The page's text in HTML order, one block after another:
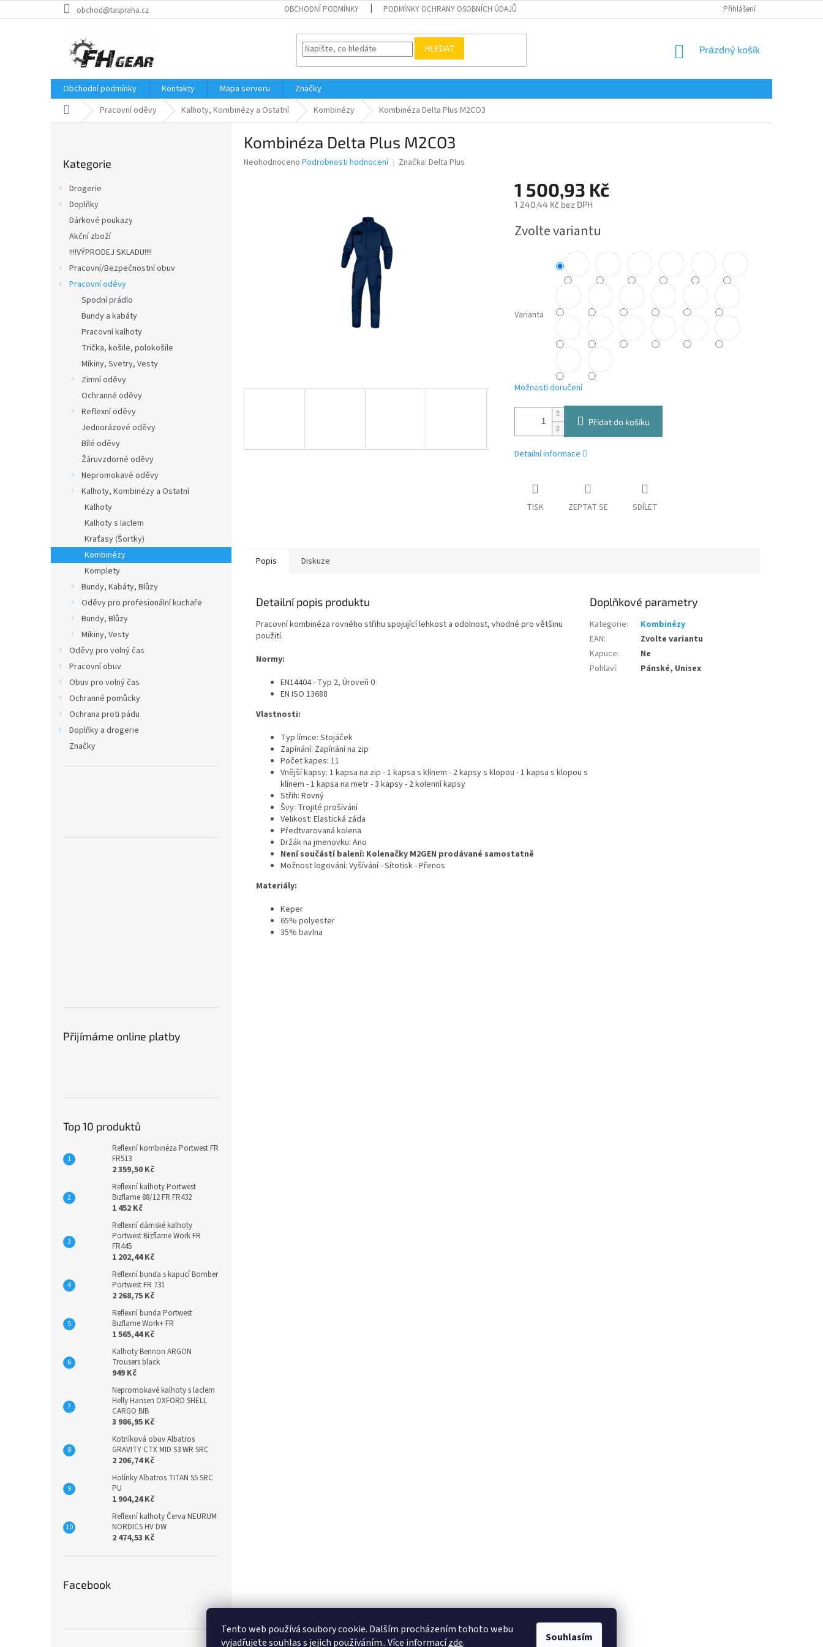
Tento web používá soubory cookie. Dalším procházením tohoto webu
vyjadřujete souhlas s jejich používáním.. Více informacízde. Souhlasím
na
obchod@taspraha.cz OBCHODNÍ PODMÍNKY PODMÍNKY OCHRANY OSOBNÍCH ÚDAJŮ Přihlášení
HLEDAT
NÁKUPNÍ
Prázdný košík
Obchodní podmínky Kontakty Mapa serveru
Značky
Domů Pracovní oděvy Kalhoty, Kombinézy a Ostatní Kombinézy Kombinéza Delta Plus M2CO3
kategorie
Kategorie
Drogerie
Doplňky
Dárkové poukazy
Akční zboží
!!!!VÝPRODEJ SKLADU!!!!
Pracovní/Bezpečnostní obuv
Pracovní oděvy
Spodní prádlo
Bundy a kabáty
Pracovní kalhoty
Trička, košile, polokošile
Mikiny, Svetry, Vesty
Zimní oděvy
Ochranné oděvy
Reflexní oděvy
Jednorázové oděvy
Bílé oděvy
Žáruvzdorné oděvy
Nepromokavé oděvy
Kalhoty, Kombinézy a Ostatní
Kalhoty
Kalhoty s laclem
Kraťasy (Šortky)
Kombinézy
Komplety
Bundy, Kabáty, Blůzy
Oděvy pro profesionální kuchaře
Bundy, Blůzy
Mikiny, Vesty
Oděvy pro volný čas
Pracovní obuv
Obuv pro volný čas
Ochranné pomůcky
Ochrana proti pádu
Doplňky a drogerie
Značky
Přijímáme online platby
Top 10 produktů
Reflexní kombinéza Portwest FR
FR513
2 359,50 Kč
Reflexní kalhoty Portwest
Bizflame 88/12 FR FR432
1 452 Kč
Reflexní dámské kalhoty
Portwest Bizflame Work FR
FR445
1 202,44 Kč
Reflexní bunda s kapucí Bomber
Portwest FR 731
2 268,75 Kč
Reflexní bunda Portwest
Bizflame Work+ FR
1 565,44 Kč
Kalhoty Bennon ARGON
Trousers black
949 Kč
Nepromokavé kalhoty s laclem
Helly Hansen OXFORD SHELL
CARGO BIB
3 986,95 Kč
Kotníková obuv Albatros
GRAVITY CTX MID S3 WR SRC
2 206,74 Kč
Holínky Albatros TITAN S5 SRC
PU
1 904,24 Kč
Reflexní kalhoty Červa NEURUM
NORDICS HV DW
2 474,53 Kč
Facebook
Kombinéza Delta Plus M2CO3
Průměrné
Neohodnoceno Podrobnosti hodnocení Značka: Delta Plus
1 500,93 Kč
1 240,44 Kč bez DPH
cena:
Zvolte variantu
Varianta
Možnosti doručení
Přidat do košíku
Detailní informace
TISK ZEPTAT SE SDÍLET
Popis Diskuze
Detailní popis produktu
Pracovní kombinéza rovného střihu spojující lehkost a odolnost, vhodné pro většinu
použití.
Normy:
EN14404 - Typ 2, Úroveň 0
EN ISO 13688
Vlastnosti:
Typ límce: Stojáček
Zapínání: Zapínání na zip
Počet kapes: 11
Vnější kapsy: 1 kapsa na zip - 1 kapsa s klínem - 2 kapsy s klopou - 1 kapsa s klopou s
klínem - 1 kapsa na metr - 3 kapsy - 2 kolenní kapsy
Střih: Rovný
Švy: Trojité prošívání
Velikost: Elastická záda
Předtvarovaná kolena
Držák na jmenovku: Ano
Není součástí balení: Kolenačky M2GEN prodávané samostatně
Možnost logování: Vyšívání - Sítotisk - Přenos
Materiály:
Keper
65% polyester
35% bavlna
Doplňkové parametry
Kategorie:
Kombinézy
EAN:
Zvolte variantu
Kapuce:
Ne
Pohlaví: Pánské, Unisex